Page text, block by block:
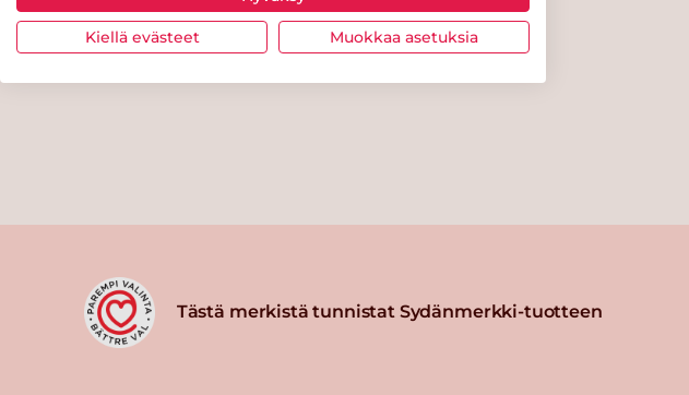
Tästä merkistä tunnistat Sydänmerkki-tuotteen
Kiellä evästeet Muokkaa asetuksia